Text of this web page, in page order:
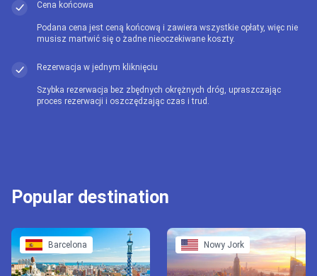
Cena końcowa
Podana cena jest ceną końcową i zawiera wszystkie opłaty, więc nie
musisz martwić się o żadne nieoczekiwane koszty.
Rezerwacja w jednym kliknięciu
Szybka rezerwacja bez zbędnych okrężnych dróg, upraszczając
proces rezerwacji i oszczędzając czas i trud.
Popular destination
Barcelona Nowy Jork